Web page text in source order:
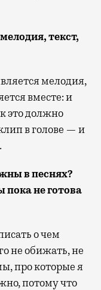
текст,
мелодия,
вместе: и
это должно
в голове — и
в песнях?
пока не готова
о чем
не обижать, не
про которые я
потому что